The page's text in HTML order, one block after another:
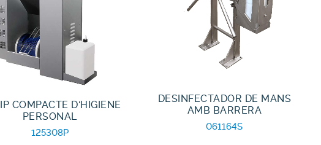
COMPACTE D'HIGIENE
PERSONAL
125308P
DESINFECTADOR DE MANS
AMB BARRERA
061164S